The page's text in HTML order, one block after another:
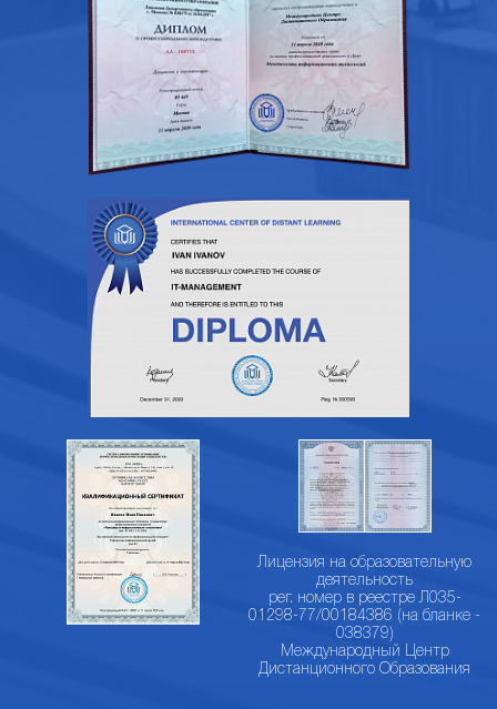
Лицензия на образовательную
деятельность
рег. номер в реестре Л035-
01298-77/00184386 (на бланке -
038379)
Международный Центр
Дистанционного Образования